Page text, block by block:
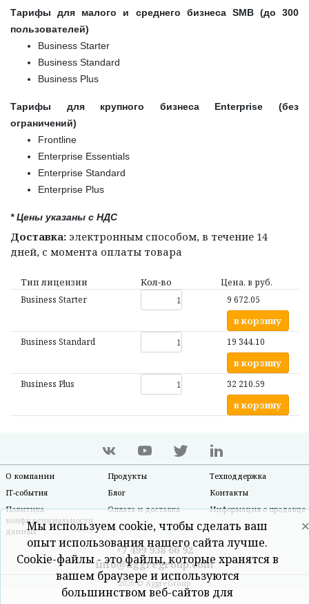
Тарифы для малого и среднего бизнеса SMB (до 300
пользователей)
Business Starter
Business Standard
Business Plus
Тарифы для крупного бизнеса Enterprise
(без
ограничений)
Frontline
Enterprise Essentials
Enterprise Standard
Enterprise Plus
* Цены указаны с НДС
Доставка: электронным способом, в течение 14
дней, с момента оплаты товара
Тип лицензии Кол‑во
Цена, в руб.
Business Starter
9 672.05
в корзину
Business Standard 19 344.10
в корзину
Business Plus 32 210.59
в корзину
+7 499 938 66 92
info@aggregroup.com
О компании Продукты
Техподдержка
IT-события
Блог
Контакты
Политика
конфиденциальности
данных
Оплата и доставка Информация о продавце
2026 © AggreGroup
Мы используем cookie, чтобы сделать ваш
опыт использования нашего сайта лучше.
Cookie-файлы - это файлы, которые хранятся в
вашем браузере и используются
большинством веб-сайтов для